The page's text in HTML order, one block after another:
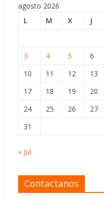
agosto 2026
L
M X J
3
4 5 6
10
11 12 13
17
18 19 20
24
25 26 27
31
« Jul
Contactanos